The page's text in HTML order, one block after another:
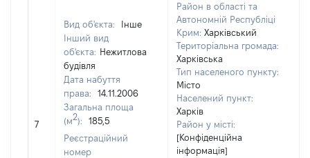
7
Вид об'єкта:
Інше
Інший вид
об'єкта: Нежитлова
будівля
Дата набуття
права:
14.11.2006
Загальна площа
(м2):
185,5
Реєстраційний
номер
Район в області та
Автономній Республіці
Крим: Харківський
Територіальна громада:
Харківська
Тип населеного пункту:
Місто
Населений пункт:
Харків
Район у місті:
[Конфіденційна
інформація]